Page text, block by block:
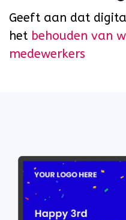
Geeft aan dat
het behouden van
medewerkers